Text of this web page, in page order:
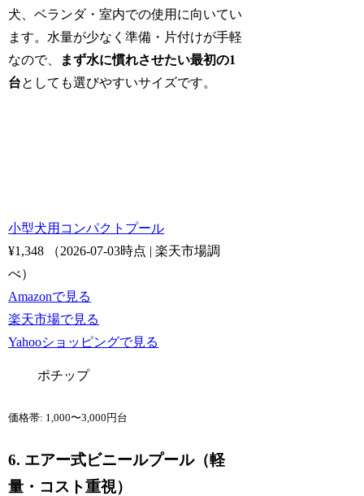
犬、ベランダ・室内での使用に向いてい
ます。水量が少なく準備・片付けが手軽
なので、
まず水に慣れさせたい最初の1
台としても選びやすいサイズです。
小型犬用コンパクトプール
¥1,348
（2026-07-03時点 | 楽天市場調
べ）
Amazonで見る
楽天市場で見る
Yahooショッピングで見る
ポチップ
価格帯: 1,000〜3,000円台
6. エアー式ビニールプール（軽
量・コスト重視）